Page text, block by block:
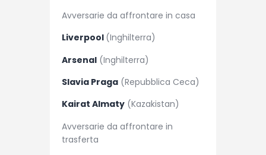
Avversarie da affrontare in casa
Liverpool (Inghilterra)
Arsenal (Inghilterra)
Slavia Praga (Repubblica Ceca)
Kairat Almaty (Kazakistan)
Avversarie da affrontare in
trasferta